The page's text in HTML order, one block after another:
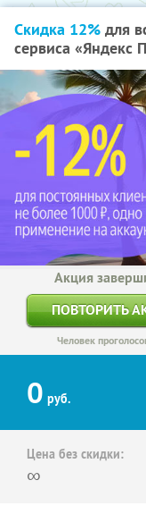
Скидка 12% для
сервиса «Яндекс
Акция
ПОВТОРИТЬ
Человек
0 руб.
Цена без скидки:
∞